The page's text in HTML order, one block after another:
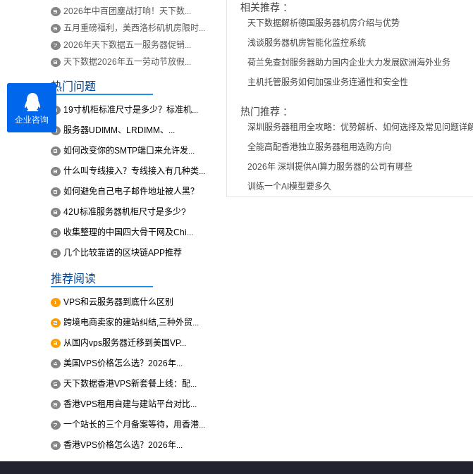
2026年中百团鏖战打响！天下数...
五月重磅福利，美西洛杉矶机房限时...
2026年天下数据五一服务器促销...
天下数据2026年五一劳动节放假...
热门问题
19寸机柜标准尺寸是多少？标准机...
服务器UDIMM、LRDIMM、...
如何改变你的SMTP端口来允许发...
什么叫专线接入？专线接入有几种类...
如何避免自己电子邮件地址被人黑？
42U标准服务器机柜尺寸是多少?
收集整理的中国四大骨干网及Chi...
几个比较靠谱的区块链APP推荐
推荐阅读
VPS和云服务器到底什么区别
跨境电商卖家的建站纠结,三种外贸...
从国内vps服务器迁移到美国VP...
美国VPS价格怎么选？2026年...
天下数据香港VPS新套餐上线：配...
香港VPS租用自建与建站平台对比...
一个站长的三个月备案等待，用香港...
香港VPS价格怎么选？2026年...
相关推荐 ：
天下数据解析德国服务器机房介绍与优势
浅谈服务器机房智能化监控系统
荷兰免查封服务器助力国内企业大力发展欧洲海外业务
主机托管服务如何加强业务连通性和安全性
热门推荐 ：
深圳服务器租用全攻略：优势解析、如何选择及常见问题详
全能高配香港独立服务器租用选购方向
2026年 深圳提供AI算力服务器的公司有哪些
训练一个AI模型要多久